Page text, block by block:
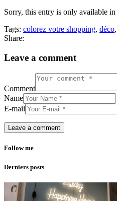
Sorry, this entry is only available in
Tags: colorez votre shopping, déco,
Share:
Leave a comment
Comment
Name
E-mail
Follow me
Derniers posts